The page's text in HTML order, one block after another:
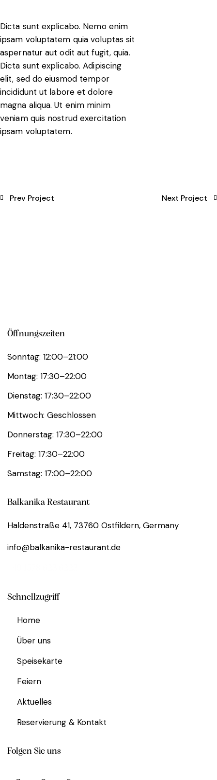
Dicta sunt explicabo. Nemo enim
ipsam voluptatem quia voluptas sit
aspernatur aut odit aut fugit, quia.
Dicta sunt explicabo. Adipiscing
elit, sed do eiusmod tempor
incididunt ut labore et dolore
magna aliqua. Ut enim minim
veniam quis nostrud exercitation
ipsam voluptatem.
Prev Project Next Project
Öffnungszeiten
Sonntag: 12:00–21:00
Montag: 17:30–22:00
Dienstag: 17:30–22:00
Mittwoch: Geschlossen
Donnerstag: 17:30–22:00
Freitag: 17:30–22:00
Samstag: 17:00–22:00
Balkanika Restaurant
Haldenstraße 41, 73760 Ostfildern, Germany
info@balkanika-restaurant.de
Schnellzugriff
Home
Über uns
Speisekarte
Feiern
Aktuelles
Reservierung & Kontakt
Folgen Sie uns